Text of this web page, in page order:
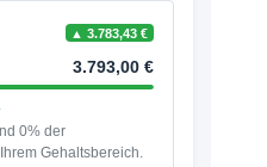
▲ 3.783,43 €
3.793,00 €
0% der
Gehaltsbereich.